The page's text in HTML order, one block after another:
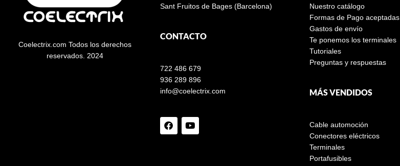
Coelectrix.com Todos los derechos
reservados. 2024
Sant Fruitos de Bages (Barcelona)
CONTACTO
722 486 679
936 289 896
info@coelectrix.com
Nuestro catálogo
Formas de Pago aceptadas
Gastos de envío
Te ponemos los terminales
Tutoriales
Preguntas y respuestas
MÁS VENDIDOS
Cable automoción
Conectores eléctricos
Terminales
Portafusibles